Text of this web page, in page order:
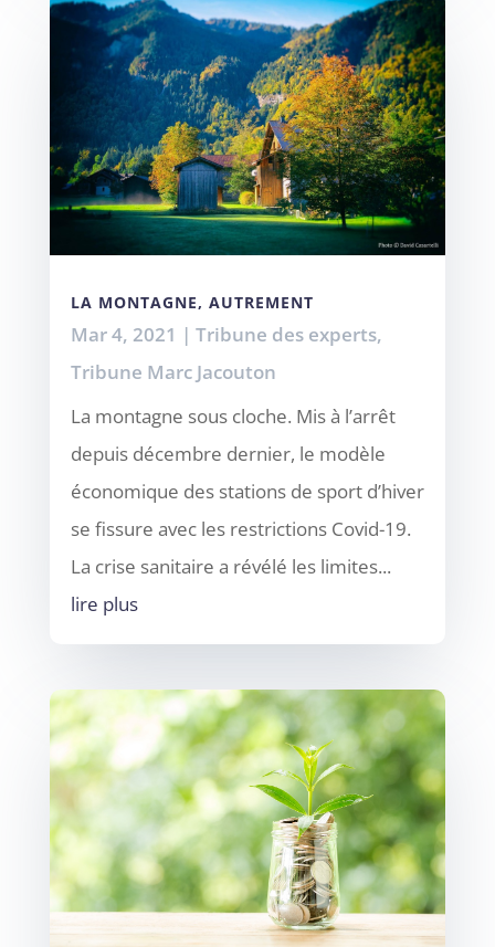
LA MONTAGNE, AUTREMENT
Mar 4, 2021 | Tribune des experts,
Tribune Marc Jacouton
La montagne sous cloche. Mis à l’arrêt
depuis décembre dernier, le modèle
économique des stations de sport d’hiver
se fissure avec les restrictions Covid-19.
La crise sanitaire a révélé les limites...
lire plus